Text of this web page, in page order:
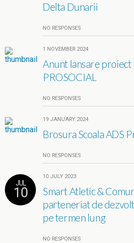
Delta Dunarii
NO RESPONSES
1 NOVEMBER 2024
Anunt lansare proiect
PROSOCIAL
NO RESPONSES
19 JANUARY 2024
Brosura Scoala ADS
NO RESPONSES
JUL
10
10 JULY 2023
Smart Atletic &
parteneriat de
pe termen lung
NO RESPONSES